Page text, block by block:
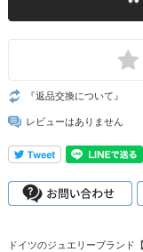
『返品交換について』
レビューはありません
ドイツのジュエリーブランド